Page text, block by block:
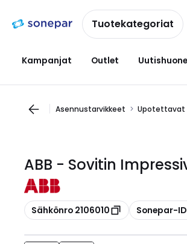
navigointiinsisältöönTuotekategoriat
Kampanjat Outlet Uutishuone
Asennustarvikkeet Upotettavat
ABB - Sovitin
Kopioi
Sähkönro 2106010 Kopioi
Sonepar-